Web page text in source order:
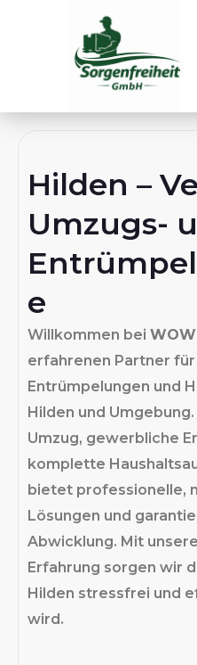
Hilden –
Umzugs-
e
Willkommen bei
erfahrenen Partner für
Entrümpelungen und
Hilden und
Umzug, gewerbliche
komplette
bietet professionelle,
Lösungen und
Abwicklung. Mit
Erfahrung sorgen wir
Hilden stressfrei und
wird.